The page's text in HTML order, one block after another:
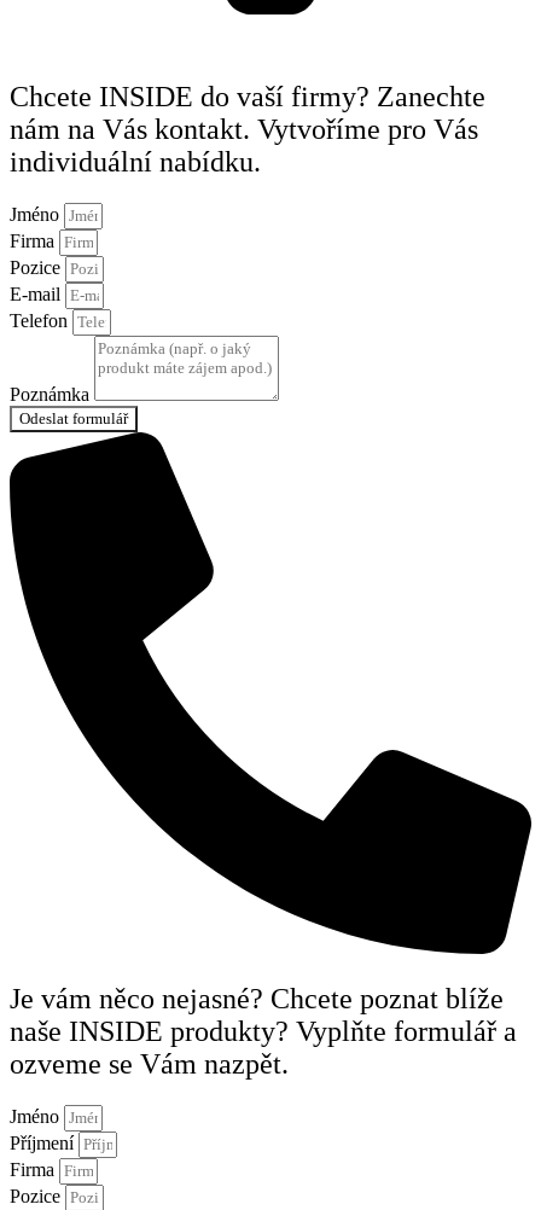
Chcete INSIDE do vaší firmy? Zanechte
nám na Vás kontakt. Vytvoříme pro Vás
individuální nabídku.
Jméno
Firma
Pozice
E-mail
Telefon
Poznámka
Odeslat formulář
Je vám něco nejasné? Chcete poznat blíže
naše INSIDE produkty? Vyplňte formulář a
ozveme se Vám nazpět.
Jméno
Příjmení
Firma
Pozice